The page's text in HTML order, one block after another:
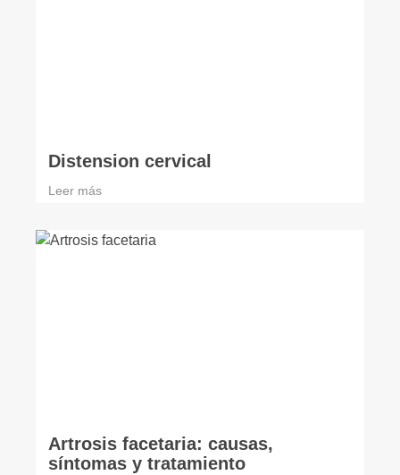
Distension cervical
Leer más
Artrosis facetaria: causas,
síntomas y tratamiento